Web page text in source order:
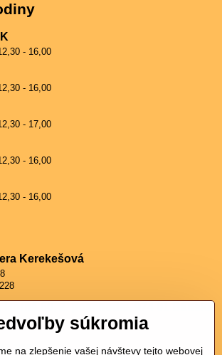
- 16,00
- 16,00
- 17,00
- 16,00
- 16,00
Kerekešová
211
súkromia
na zlepšenie vašej návštevy tejto webovej